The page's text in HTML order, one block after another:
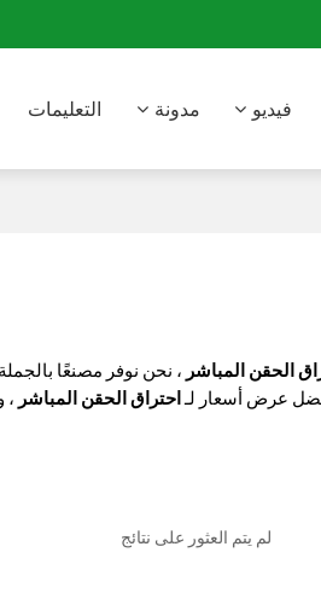
فيديو مدونة التعليمات
الحقن المباشر ، نحن نوفر مصنعًا
عرض أسعار لـاحتراق الحقن المباشر
لم يتم العثور على نتائج